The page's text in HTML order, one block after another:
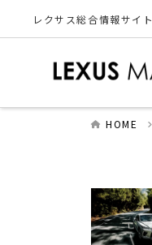
レクサス総合情報サイト
HOME